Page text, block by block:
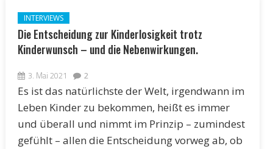
INTERVIEWS
Die Entscheidung zur Kinderlosigkeit trotz
Kinderwunsch – und die Nebenwirkungen.
3. Mai 2021 2
Es ist das natürlichste der Welt, irgendwann im
Leben Kinder zu bekommen, heißt es immer
und überall und nimmt im Prinzip – zumindest
gefühlt – allen die Entscheidung vorweg ab, ob